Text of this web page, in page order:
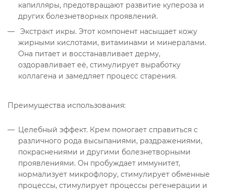
капилляры, предотвращают развитие купероза и
других болезнетворных проявлений.
Экстракт икры. Этот компонент насыщает кожу
жирными кислотами, витаминами и минералами.
Она питает и восстанавливает дерму,
оздоравливает её, стимулирует выработку
коллагена и замедляет процесс старения.
Преимущества использования:
Целебный эффект. Крем помогает справиться с
различного рода высыпаниями, раздражениями,
покраснениями и другими болезнетворными
проявлениями. Он пробуждает иммунитет,
нормализует микрофлору, стимулирует обменные
процессы, стимулирует процессы регенерации и